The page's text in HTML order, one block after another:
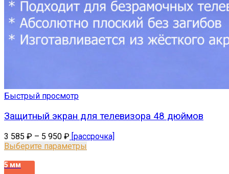
Быстрый просмотр
Защитный экран для телевизора 48 дюймов
3 585 ₽ – 5 950 ₽ [рассрочка]
Выберите параметры
5 мм